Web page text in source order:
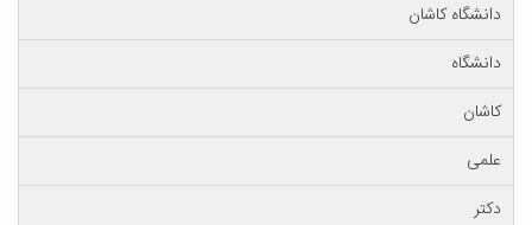
دانشگاه کاشان
دانشگاه
کاشان
علمی
دکتر